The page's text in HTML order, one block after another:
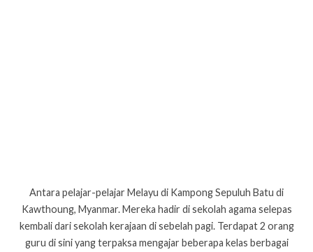
Antara pelajar-pelajar Melayu di Kampong Sepuluh Batu di
Kawthoung, Myanmar. Mereka hadir di sekolah agama selepas
kembali dari sekolah kerajaan di sebelah pagi. Terdapat 2 orang
guru di sini yang terpaksa mengajar beberapa kelas berbagai